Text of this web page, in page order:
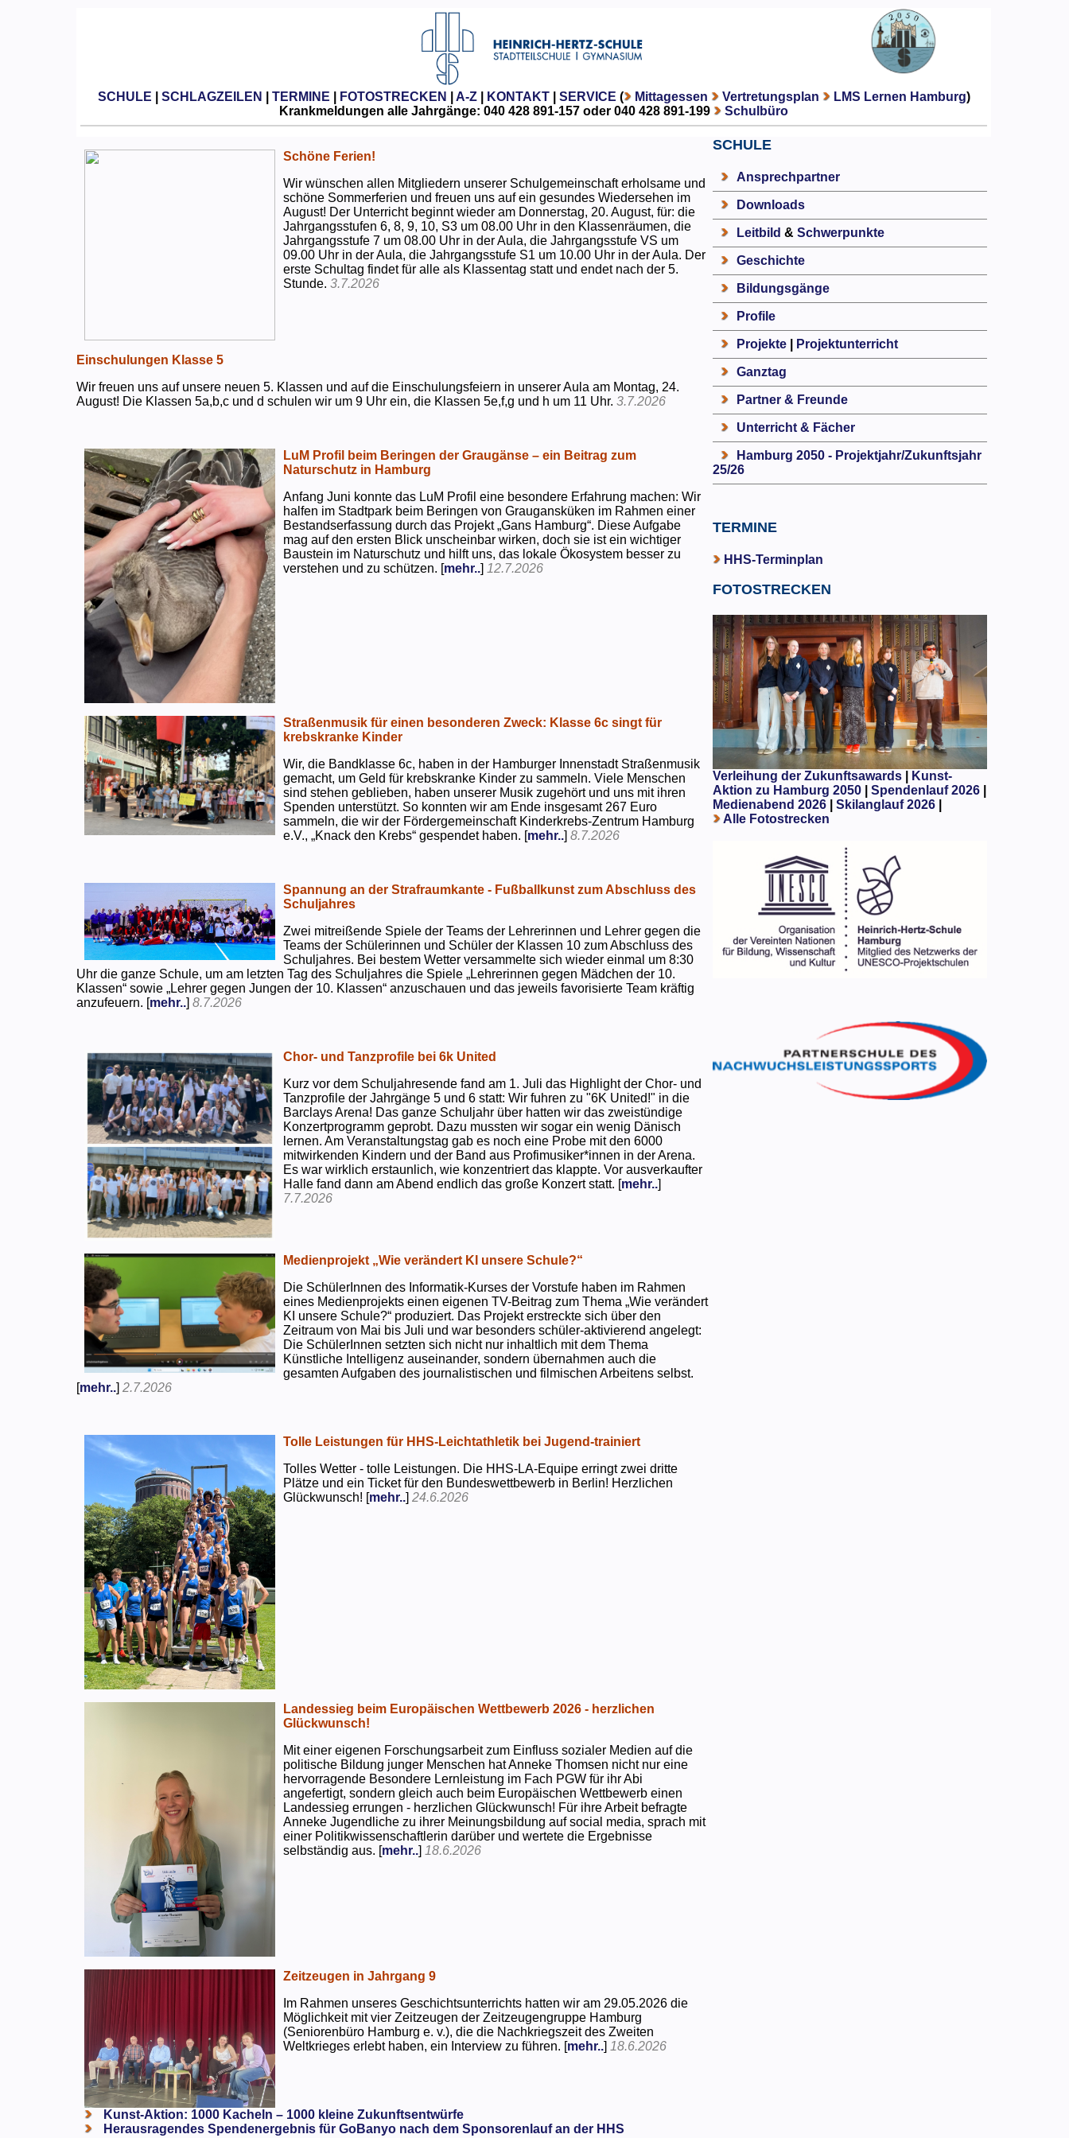
SCHULE SCHLAGZEILEN TERMINE FOTOSTRECKEN A-Z| KONTAKT| SERVICE ( Mittagessen Vertretungsplan LMS Lernen Hamburg)
Krankmeldungen alle Jahrgänge: 040 428 891-157 oder 040 428 891-199
Schulbüro
Schöne Ferien!
Wir wünschen allen Mitgliedern unserer Schulgemeinschaft erholsame und
schöne Sommerferien und freuen uns auf ein gesundes Wiedersehen im
August! Der Unterricht beginnt wieder am Donnerstag, 20. August, für: die
Jahrgangsstufen 6, 8, 9, 10, S3 um 08.00 Uhr in den Klassenräumen, die
Jahrgangsstufe 7 um 08.00 Uhr in der Aula, die Jahrgangsstufe VS um
09.00 Uhr in der Aula, die Jahrgangsstufe S1 um 10.00 Uhr in der Aula. Der
erste Schultag findet für alle als Klassentag statt und endet nach der 5.
Stunde.3.7.2026
Einschulungen Klasse 5
Wir freuen uns auf unsere neuen 5. Klassen und auf die Einschulungsfeiern in unserer Aula am Montag, 24.
August! Die Klassen 5a,b,c und d schulen wir um 9 Uhr ein, die Klassen 5e,f,g und h um 11 Uhr.3.7.2026
LuM Profil beim Beringen der Graugänse – ein Beitrag zum
Naturschutz in Hamburg
Anfang Juni konnte das LuM Profil eine besondere Erfahrung machen: Wir
halfen im Stadtpark beim Beringen von Graugansküken im Rahmen einer
Bestandserfassung durch das Projekt „Gans Hamburg“. Diese Aufgabe
mag auf den ersten Blick unscheinbar wirken, doch sie ist ein wichtiger
Baustein im Naturschutz und hilft uns, das lokale Ökosystem besser zu
verstehen und zu schützen. [mehr..] 12.7.2026
Straßenmusik für einen besonderen Zweck: Klasse 6c singt für
krebskranke Kinder
Wir, die Bandklasse 6c, haben in der Hamburger Innenstadt Straßenmusik
gemacht, um Geld für krebskranke Kinder zu sammeln. Viele Menschen
sind stehen geblieben, haben unserer Musik zugehört und uns mit ihren
Spenden unterstützt. So konnten wir am Ende insgesamt 267 Euro
sammeln, die wir der Fördergemeinschaft Kinderkrebs-Zentrum Hamburg
e.V., „Knack den Krebs“ gespendet haben. [mehr..]8.7.2026
Spannung an der Strafraumkante - Fußballkunst zum Abschluss des
Schuljahres
Zwei mitreißende Spiele der Teams der Lehrerinnen und Lehrer gegen die
Teams der Schülerinnen und Schüler der Klassen 10 zum Abschluss des
Schuljahres. Bei bestem Wetter versammelte sich wieder einmal um 8:30
Uhr die ganze Schule, um am letzten Tag des Schuljahres die Spiele „Lehrerinnen gegen Mädchen der 10.
Klassen“ sowie „Lehrer gegen Jungen der 10. Klassen“ anzuschauen und das jeweils favorisierte Team kräftig
anzufeuern. [mehr..]8.7.2026
Chor- und Tanzprofile bei 6k United
Kurz vor dem Schuljahresende fand am 1. Juli das Highlight der Chor- und
Tanzprofile der Jahrgänge 5 und 6 statt: Wir fuhren zu "6K United!" in die
Barclays Arena! Das ganze Schuljahr über hatten wir das zweistündige
Konzertprogramm geprobt. Dazu mussten wir sogar ein wenig Dänisch
lernen. Am Veranstaltungstag gab es noch eine Probe mit den 6000
mitwirkenden Kindern und der Band aus Profimusiker*innen in der Arena.
Es war wirklich erstaunlich, wie konzentriert das klappte. Vor ausverkaufter
Halle fand dann am Abend endlich das große Konzert statt. [mehr..]
7.7.2026
Medienprojekt „Wie verändert KI unsere Schule?“
Die SchülerInnen des Informatik-Kurses der Vorstufe haben im Rahmen
eines Medienprojekts einen eigenen TV-Beitrag zum Thema „Wie verändert
KI unsere Schule?“ produziert. Das Projekt erstreckte sich über den
Zeitraum von Mai bis Juli und war besonders schüler-aktivierend angelegt:
Die SchülerInnen setzten sich nicht nur inhaltlich mit dem Thema
Künstliche Intelligenz auseinander, sondern übernahmen auch die
gesamten Aufgaben des journalistischen und filmischen Arbeitens selbst.
[mehr..]2.7.2026
Tolle Leistungen für HHS-Leichtathletik bei Jugend-trainiert
Tolles Wetter - tolle Leistungen. Die HHS-LA-Equipe erringt zwei dritte
Plätze und ein Ticket für den Bundeswettbewerb in Berlin! Herzlichen
Glückwunsch! [mehr..]24.6.2026
Landessieg beim Europäischen Wettbewerb 2026 - herzlichen
Glückwunsch!
Mit einer eigenen Forschungsarbeit zum Einfluss sozialer Medien auf die
politische Bildung junger Menschen hat Anneke Thomsen nicht nur eine
hervorragende Besondere Lernleistung im Fach PGW für ihr Abi
angefertigt, sondern gleich auch beim Europäischen Wettbewerb einen
Landessieg errungen - herzlichen Glückwunsch! Für ihre Arbeit befragte
Anneke Jugendliche zu ihrer Meinungsbildung auf social media, sprach mit
einer Politikwissenschaftlerin darüber und wertete die Ergebnisse
selbständig aus. [mehr..] 18.6.2026
Zeitzeugen in Jahrgang 9
Im Rahmen unseres Geschichtsunterrichts hatten wir am 29.05.2026 die
Möglichkeit mit vier Zeitzeugen der Zeitzeugengruppe Hamburg
(Seniorenbüro Hamburg e. v.), die die Nachkriegszeit des Zweiten
Weltkrieges erlebt haben, ein Interview zu führen. [mehr..] 18.6.2026
Kunst-Aktion: 1000 Kacheln – 1000 kleine Zukunftsentwürfe
Herausragendes Spendenergebnis für GoBanyo nach dem Sponsorenlauf an der HHS
SCHULE
Ansprechpartner
Downloads
Leitbild & Schwerpunkte
Geschichte
Bildungsgänge
Profile
Projekte| Projektunterricht
Ganztag
Partner & Freunde
Unterricht & Fächer
Hamburg 2050 - Projektjahr/Zukunftsjahr
25/26
TERMINE
HHS-Terminplan
FOTOSTRECKEN
Verleihung der Zukunftsawards|
Kunst-
Aktion zu Hamburg 2050
Spendenlauf 2026|
Medienabend 2026| Skilanglauf 2026|
Alle Fotostrecken